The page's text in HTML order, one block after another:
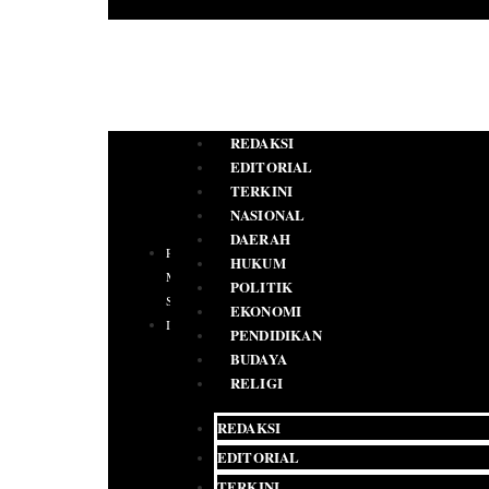
PEDOMAN
MEDIA
SIBER
IKLAN
REDAKSI
EDITORIAL
TERKINI
NASIONAL
DAERAH
HUKUM
POLITIK
EKONOMI
PENDIDIKAN
BUDAYA
RELIGI
REDAKSI
EDITORIAL